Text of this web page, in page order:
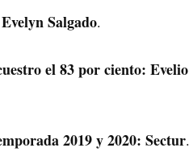
Salgado.
el 83 por ciento: Evelio
2019 y 2020: Sectur.